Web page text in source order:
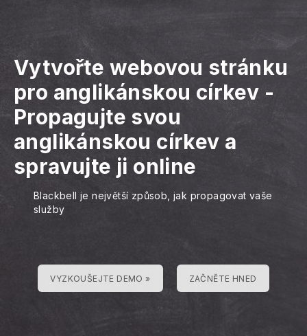
Vytvořte webovou stránku
pro anglikánskou církev -
Propagujte svou
anglikánskou církev a
spravujte ji online
Blackbell je největší způsob, jak propagovat vaše
služby
VYZKOUŠEJTE DEMO » ZAČNĚTE HNED